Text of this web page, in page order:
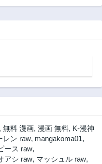
まし
ました!?
, 無料 漫画, 漫画 無料, K-漫神
レン raw, mangakoma01,
ース raw,
アシ raw, マッシュル raw,